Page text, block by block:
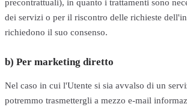
precontrattuali), in quanto i trattamenti sono
dei servizi o per il riscontro delle richieste
richiedono il suo consenso.
b) Per marketing diretto
Nel caso in cui l'Utente si sia avvalso di un
potremmo trasmettergli a mezzo e-mail